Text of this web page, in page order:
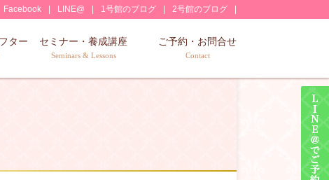
Facebook LINE@ 1号館のブログ 2号館のブログ
ター セミナー・養成講座
Seminars & Lessons
ご予約・お問合せ
Contact